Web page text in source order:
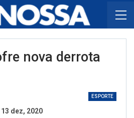
nova derrota
ESPORTE
13 dez, 2020